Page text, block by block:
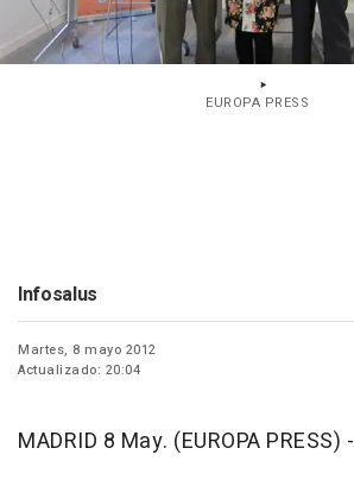
EUROPA PRESS
Infosalus
Martes, 8 mayo 2012
Actualizado: 20:04
MADRID 8 May. (EUROPA PRESS) -